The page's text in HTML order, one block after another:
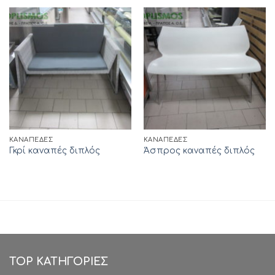
ΚΑΝΑΠΈΔΕΣ
Γκρί καναπές διπλός
ΚΑΝΑΠΈΔΕΣ
Άσπρος καναπές διπλός
TOP ΚΑΤΗΓΟΡΙΕΣ